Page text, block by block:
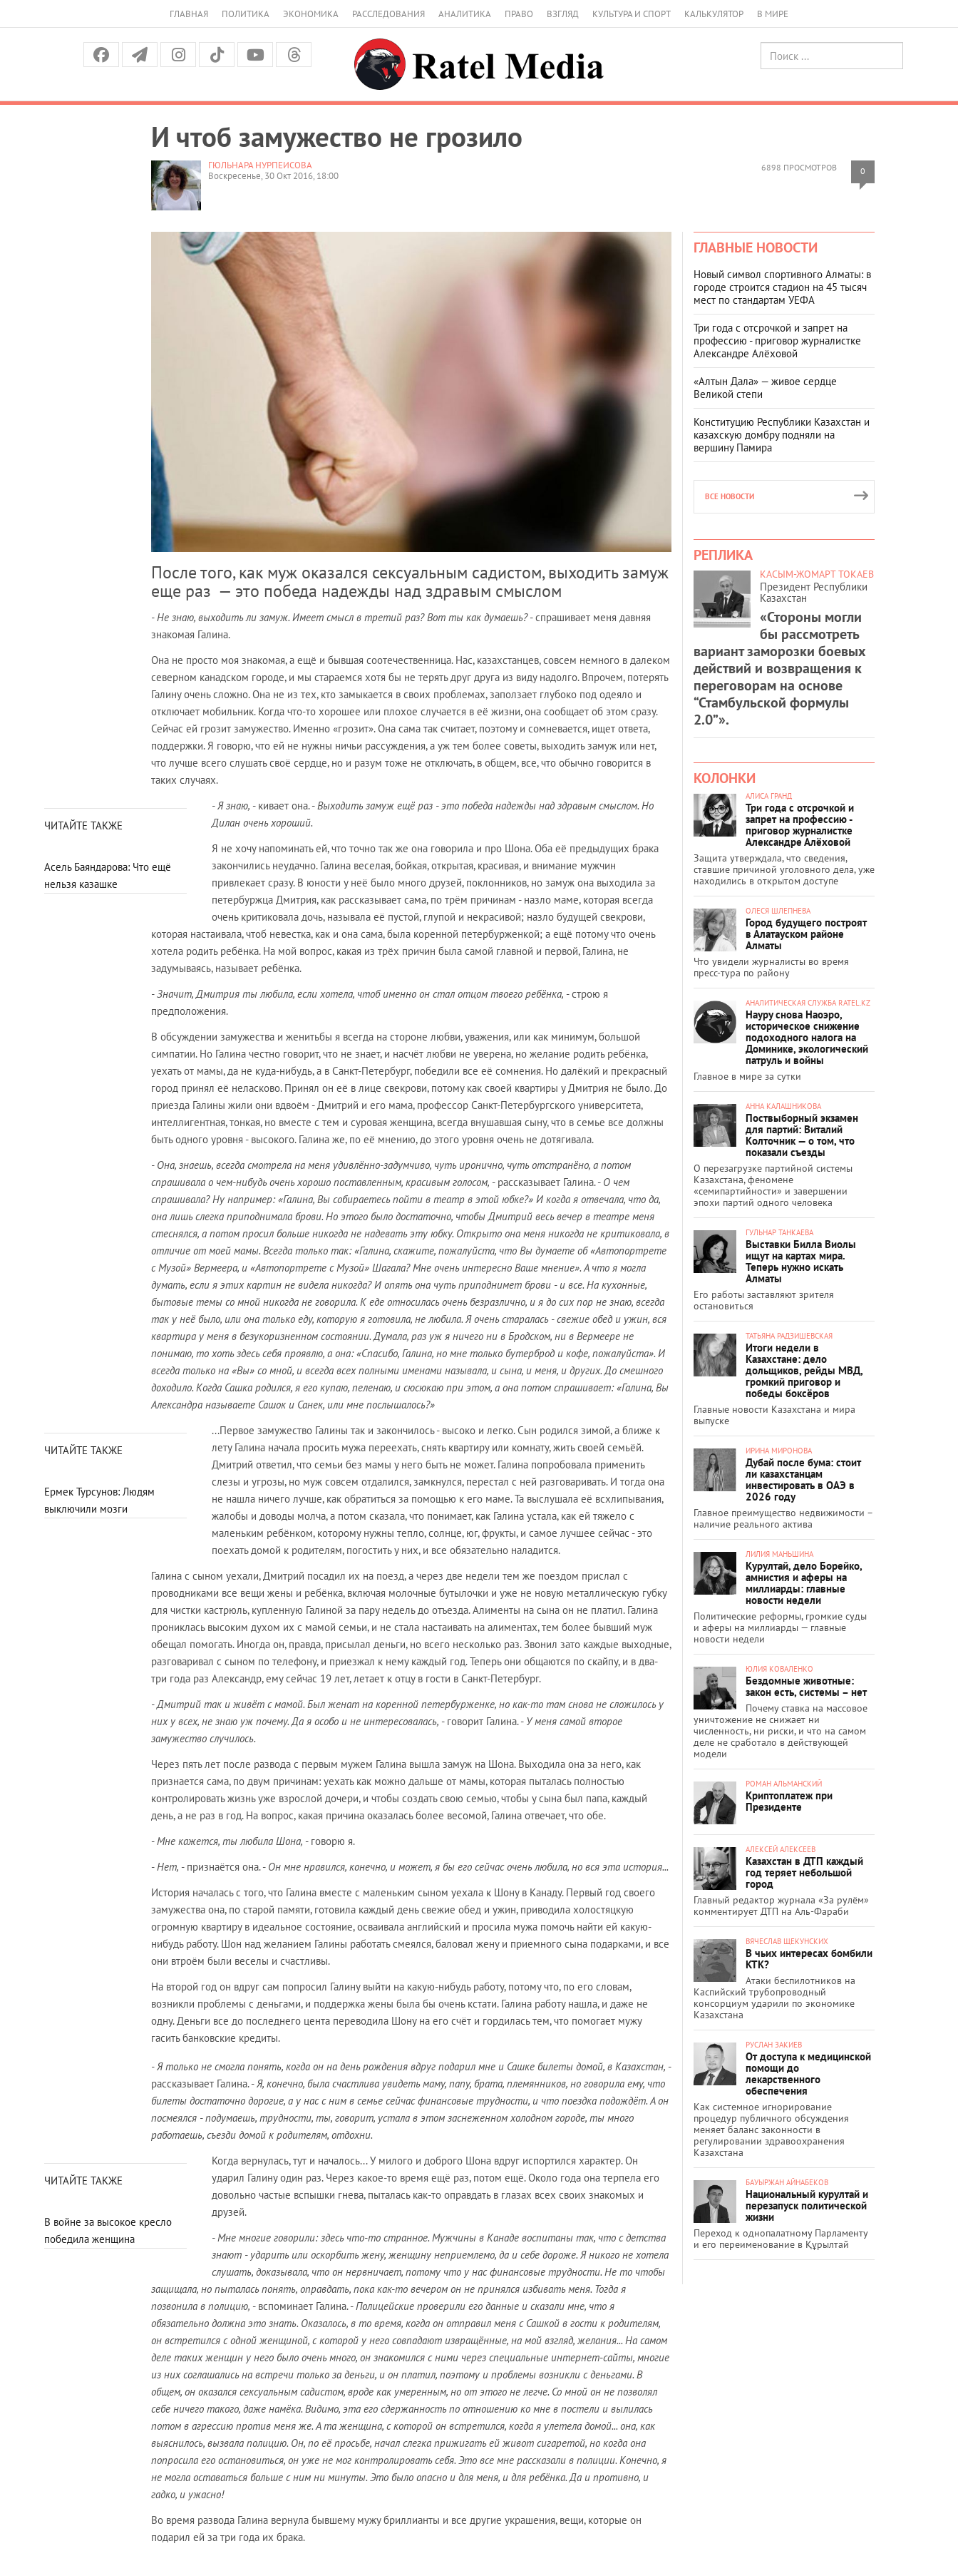
ГЛАВНАЯ ПОЛИТИКА ЭКОНОМИКА РАССЛЕДОВАНИЯ АНАЛИТИКА ПРАВО ВЗГЛЯД КУЛЬТУРА И СПОРТ КАЛЬКУЛЯТОР В МИРЕ
И чтоб замужество не грозило
6898 ПРОСМОТРОВ 0
ГЮЛЬНАРА НУРПЕИСОВА
Воскресенье, 30 Окт 2016, 18:00
После того, как муж оказался сексуальным садистом, выходить замуж
еще раз — это победа надежды над здравым смыслом
- Не знаю, выходить ли замуж. Имеет смысл в третий раз? Вот ты как думаешь?- спрашивает меня давняя
знакомая Галина.
Она не просто моя знакомая, а ещё и бывшая соотечественница. Нас, казахстанцев, совсем немного в далеком
северном канадском городе, и мы стараемся хотя бы не терять друг друга из виду надолго. Впрочем, потерять
Галину очень сложно. Она не из тех, кто замыкается в своих проблемах, заползает глубоко под одеяло и
отключает мобильник. Когда что-то хорошее или плохое случается в её жизни, она сообщает об этом сразу.
Сейчас ей грозит замужество. Именно «грозит». Она сама так считает, поэтому и сомневается, ищет ответа,
поддержки. Я говорю, что ей не нужны ничьи рассуждения, а уж тем более советы, выходить замуж или нет,
что лучше всего слушать своё сердце, но и разум тоже не отключать, в общем, все, что обычно говорится в
таких случаях.
ЧИТАЙТЕ ТАКЖЕ
Асель Баяндарова: Что ещё
нельзя казашке
- Я знаю, - кивает она. -Выходить замуж ещё раз - это победа надежды над здравым смыслом. Но
Дилан очень хороший.
Я не хочу напоминать ей, что точно так же она говорила и про Шона. Оба её предыдущих брака
закончились неудачно. Галина веселая, бойкая, открытая, красивая, и внимание мужчин
привлекает сразу. В юности у неё было много друзей, поклонников, но замуж она выходила за
петербуржца Дмитрия, как рассказывает сама, по трём причинам - назло маме, которая всегда
очень критиковала дочь, называла её пустой, глупой и некрасивой; назло будущей свекрови,
которая настаивала, чтоб невестка, как и она сама, была коренной петербурженкой; а ещё потому что очень
хотела родить ребёнка. На мой вопрос, какая из трёх причин была самой главной и первой, Галина, не
задумываясь, называет ребёнка.
- Значит, Дмитрия ты любила, если хотела, чтоб именно он стал отцом твоего ребёнка, - строю я
предположения.
В обсуждении замужества и женитьбы я всегда на стороне любви, уважения, или как минимум, большой
симпатии. Но Галина честно говорит, что не знает, и насчёт любви не уверена, но желание родить ребёнка,
уехать от мамы, да не куда-нибудь, а в Санкт-Петербург, победили все её сомнения. Но далёкий и прекрасный
город принял её неласково. Принял он её в лице свекрови, потому как своей квартиры у Дмитрия не было. До
приезда Галины жили они вдвоём - Дмитрий и его мама, профессор Санкт-Петербургского университета,
интеллигентная, тонкая, но вместе с тем и суровая женщина, всегда внушавшая сыну, что в семье все должны
быть одного уровня - высокого. Галина же, по её мнению, до этого уровня очень не дотягивала.
- Она, знаешь, всегда смотрела на меня удивлённо-задумчиво, чуть иронично, чуть отстранёно, а потом
спрашивала о чем-нибудь очень хорошо поставленным, красивым голосом, - рассказывает Галина. - О чем
спрашивала? Ну например: «Галина, Вы собираетесь пойти в театр в этой юбке?» И когда я отвечала, что да,
она лишь слегка приподнимала брови. Но этого было достаточно, чтобы Дмитрий весь вечер в театре меня
стеснялся, а потом просил больше никогда не надевать эту юбку. Открыто она меня никогда не критиковала, в
отличие от моей мамы. Всегда только так: «Галина, скажите, пожалуйста, что Вы думаете об «Автопортрете
с Музой» Вермеера, и «Автопортрете с Музой» Шагала? Мне очень интересно Ваше мнение». А что я могла
думать, если я этих картин не видела никогда? И опять она чуть приподнимет брови - и все. На кухонные,
бытовые темы со мной никогда не говорила. К еде относилась очень безразлично, и я до сих пор не знаю, всегда
так у неё было, или она только еду, которую я готовила, не любила. Я очень старалась - свежие обед и ужин, вся
квартира у меня в безукоризненном состоянии. Думала, раз уж я ничего ни в Бродском, ни в Вермеере не
понимаю, то хоть здесь себя проявлю, а она: «Спасибо, Галина, но мне только бутерброд и кофе, пожалуйста». И
всегда только на «Вы» со мной, и всегда всех полными именами называла, и сына, и меня, и других. До смешного
доходило. Когда Сашка родился, я его купаю, пеленаю, и сюсюкаю при этом, а она потом спрашивает: «Галина, Вы
Александра называете Сашок и Санек, или мне послышалось?»
ЧИТАЙТЕ ТАКЖЕ
Ермек Турсунов: Людям
выключили мозги
...Первое замужество Галины так и закончилось - высоко и легко. Сын родился зимой, а ближе к
лету Галина начала просить мужа переехать, снять квартиру или комнату, жить своей семьёй.
Дмитрий ответил, что семьи без мамы у него быть не может. Галина попробовала применить
слезы и угрозы, но муж совсем отдалился, замкнулся, перестал с ней разговаривать. И тогда она
не нашла ничего лучше, как обратиться за помощью к его маме. Та выслушала её всхлипывания,
жалобы и доводы молча, а потом сказала, что понимает, как Галина устала, как ей тяжело с
маленьким ребёнком, которому нужны тепло, солнце, юг, фрукты, и самое лучшее сейчас - это
поехать домой к родителям, погостить у них, и все обязательно наладится.
Галина с сыном уехали, Дмитрий посадил их на поезд, а через две недели тем же поездом прислал с
проводниками все вещи жены и ребёнка, включая молочные бутылочки и уже не новую металлическую губку
для чистки кастрюль, купленную Галиной за пару недель до отъезда. Алименты на сына он не платил. Галина
прониклась высоким духом их с мамой семьи, и не стала настаивать на алиментах, тем более бывший муж
обещал помогать. Иногда он, правда, присылал деньги, но всего несколько раз. Звонил зато каждые выходные,
разговаривал с сыном по телефону, и приезжал к нему каждый год. Теперь они общаются по скайпу, и в два-
три года раз Александр, ему сейчас 19 лет, летает к отцу в гости в Санкт-Петербург.
- Дмитрий так и живёт с мамой. Был женат на коренной петербурженке, но как-то там снова не сложилось у
них у всех, не знаю уж почему. Да я особо и не интересовалась, - говорит Галина. - У меня самой второе
замужество случилось.
Через пять лет после развода с первым мужем Галина вышла замуж на Шона. Выходила она за него, как
признается сама, по двум причинам: уехать как можно дальше от мамы, которая пыталась полностью
контролировать жизнь уже взрослой дочери, и чтобы создать свою семью, чтобы у сына был папа, каждый
день, а не раз в год. На вопрос, какая причина оказалась более весомой, Галина отвечает, что обе.
-Мне кажется, ты любила Шона, - говорю я.
-Нет, - признаётся она. - Он мне нравился, конечно, и может, я бы его сейчас очень любила, но вся эта история...
История началась с того, что Галина вместе с маленьким сыном уехала к Шону в Канаду. Первый год своего
замужества она, по старой памяти, готовила каждый день свежие обед и ужин, приводила холостяцкую
огромную квартиру в идеальное состояние, осваивала английский и просила мужа помочь найти ей какую-
нибудь работу. Шон над желанием Галины работать смеялся, баловал жену и приемного сына подарками, и все
они втроём были веселы и счастливы.
На второй год он вдруг сам попросил Галину выйти на какую-нибудь работу, потому что, по его словам,
возникли проблемы с деньгами, и поддержка жены была бы очень кстати. Галина работу нашла, и даже не
одну. Деньги все до последнего цента переводила Шону на его счёт и гордилась тем, что помогает мужу
гасить банковские кредиты.
- Я только не смогла понять, когда он на день рождения вдруг подарил мне и Сашке билеты домой, в Казахстан, -
рассказывает Галина. -Я, конечно, была счастлива увидеть маму, папу, брата, племянников, но говорила ему, что
билеты достаточно дорогие, а у нас с ним в семье сейчас финансовые трудности, и что поездка подождёт. А он
посмеялся - подумаешь, трудности, ты, говорит, устала в этом заснеженном холодном городе, ты много
работаешь, съезди домой к родителям, отдохни.
ЧИТАЙТЕ ТАКЖЕ
В войне за высокое кресло
победила женщина
Когда вернулась, тут и началось... У милого и доброго Шона вдруг испортился характер. Он
ударил Галину один раз. Через какое-то время ещё раз, потом ещё. Около года она терпела его
довольно частые вспышки гнева, пыталась как-то оправдать в глазах всех своих знакомых и
друзей.
- Мне многие говорили: здесь что-то странное. Мужчины в Канаде воспитаны так, что с детства
знают - ударить или оскорбить жену, женщину неприемлемо, да и себе дороже. Я никого не хотела
слушать, доказывала, что он нервничает, потому что у нас финансовые трудности. Не то чтобы
защищала, но пыталась понять, оправдать, пока как-то вечером он не принялся избивать меня. Тогда я
позвонила в полицию, - вспоминает Галина. -Полицейские проверили его данные и сказали мне, что я
обязательно должна это знать. Оказалось, в то время, когда он отправил меня с Сашкой в гости к родителям,
он встретился с одной женщиной, с которой у него совпадают извращённые, на мой взгляд, желания... На самом
деле таких женщин у него было очень много, он знакомился с ними через специальные интернет-сайты, многие
из них соглашались на встречи только за деньги, и он платил, поэтому и проблемы возникли с деньгами. В
общем, он оказался сексуальным садистом, вроде как умеренным, но от этого не легче. Со мной он не позволял
себе ничего такого, даже намёка. Видимо, эта его сдержанность по отношению ко мне в постели и вылилась
потом в агрессию против меня же. А та женщина, с которой он встретился, когда я улетела домой... она, как
выяснилось, вызвала полицию. Он, по её просьбе, начал слегка прижигать ей живот сигаретой, но когда она
попросила его остановиться, он уже не мог контролировать себя. Это все мне рассказали в полиции. Конечно, я
не могла оставаться больше с ним ни минуты. Это было опасно и для меня, и для ребёнка. Да и противно, и
гадко, и ужасно!
Во время развода Галина вернула бывшему мужу бриллианты и все другие украшения, вещи, которые он
подарил ей за три года их брака.
ГЛАВНЫЕ НОВОСТИ
Новый символ спортивного Алматы: в
городе строится стадион на 45 тысяч
мест по стандартам УЕФА
Три года с отсрочкой и запрет на
профессию - приговор журналистке
Александре Алёховой
«Алтын Дала» — живое сердце
Великой степи
Конституцию Республики Казахстан и
казахскую домбру подняли на
вершину Памира
ВСЕ НОВОСТИ
РЕПЛИКА
КАСЫМ-ЖОМАРТ ТОКАЕВ
Президент Республики
Казахстан
«Стороны могли
бы рассмотреть
вариант заморозки боевых
действий и возвращения к
переговорам на основе
“Стамбульской формулы
2.0”».
КОЛОНКИ
АЛИСА ГРАНД
Три года с отсрочкой и
запрет на профессию -
приговор журналистке
Александре Алёховой
Защита утверждала, что сведения,
ставшие причиной уголовного дела, уже
находились в открытом доступе
ОЛЕСЯ ШЛЕПНЕВА
Город будущего построят
в Алатауском районе
Алматы
Что увидели журналисты во время
пресс-тура по району
АНАЛИТИЧЕСКАЯ СЛУЖБА RATEL.KZ
Науру снова Наоэро,
историческое снижение
подоходного налога на
Доминике, экологический
патруль и войны
Главное в мире за сутки
АННА КАЛАШНИКОВА
Поствыборный экзамен
для партий: Виталий
Колточник — о том, что
показали съезды
О перезагрузке партийной системы
Казахстана, феномене
«семипартийности» и завершении
эпохи партий одного человека
ГУЛЬНАР ТАНКАЕВА
Выставки Билла Виолы
ищут на картах мира.
Теперь нужно искать
Алматы
Его работы заставляют зрителя
остановиться
ТАТЬЯНА РАДЗИШЕВСКАЯ
Итоги недели в
Казахстане: дело
дольщиков, рейды МВД,
громкий приговор и
победы боксёров
Главные новости Казахстана и мира
выпуске
ИРИНА МИРОНОВА
Дубай после бума: стоит
ли казахстанцам
инвестировать в ОАЭ в
2026 году
Главное преимущество недвижимости –
наличие реального актива
ЛИЛИЯ МАНЬШИНА
Курултай, дело Борейко,
амнистия и аферы на
миллиарды: главные
новости недели
Политические реформы, громкие суды
и аферы на миллиарды — главные
новости недели
ЮЛИЯ КОВАЛЕНКО
Бездомные животные:
закон есть, системы – нет
Почему ставка на массовое
уничтожение не снижает ни
численность, ни риски, и что на самом
деле не сработало в действующей
модели
РОМАН АЛЬМАНСКИЙ
Криптоплатеж при
Президенте
АЛЕКСЕЙ АЛЕКСЕЕВ
Казахстан в ДТП каждый
год теряет небольшой
город
Главный редактор журнала «За рулём»
комментирует ДТП на Аль-Фараби
ВЯЧЕСЛАВ ЩЕКУНСКИХ
В чьих интересах бомбили
КТК?
Атаки беспилотников на
Каспийский трубопроводный
консорциум ударили по экономике
Казахстана
РУСЛАН ЗАКИЕВ
От доступа к медицинской
помощи до
лекарственного
обеспечения
Как системное игнорирование
процедур публичного обсуждения
меняет баланс законности в
регулировании здравоохранения
Казахстана
БАУЫРЖАН АЙНАБЕКОВ
Национальный курултай и
перезапуск политической
жизни
Переход к однопалатному Парламенту
и его переименование в Құрылтай